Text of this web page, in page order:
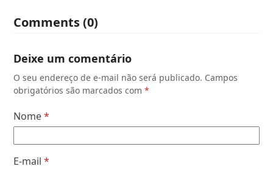
Comments (0)
Deixe um comentário
O seu endereço de e-mail não será publicado. Campos
obrigatórios são marcados com*
Nome*
E-mail*